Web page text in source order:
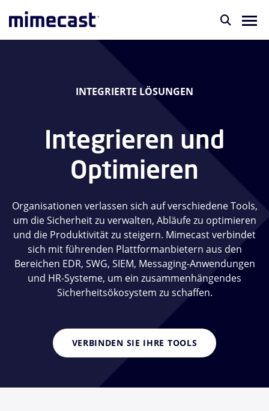
INTEGRIERTE LÖSUNGEN
Integrieren und
Optimieren
Organisationen verlassen sich auf verschiedene Tools,
um die Sicherheit zu verwalten, Abläufe zu optimieren
und die Produktivität zu steigern. Mimecast verbindet
sich mit führenden Plattformanbietern aus den
Bereichen EDR, SWG, SIEM, Messaging-Anwendungen
und HR-Systeme, um ein zusammenhängendes
Sicherheitsökosystem zu schaffen.
VERBINDEN SIE IHRE TOOLS